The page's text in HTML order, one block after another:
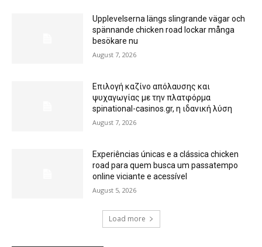
Upplevelserna längs slingrande vägar och
spännande chicken road lockar många
besökare nu
August 7, 2026
Επιλογή καζίνο απόλαυσης και
ψυχαγωγίας με την πλατφόρμα
spinational-casinos.gr, η ιδανική λύση
August 7, 2026
Experiências únicas e a clássica chicken
road para quem busca um passatempo
online viciante e acessível
August 5, 2026
Load more